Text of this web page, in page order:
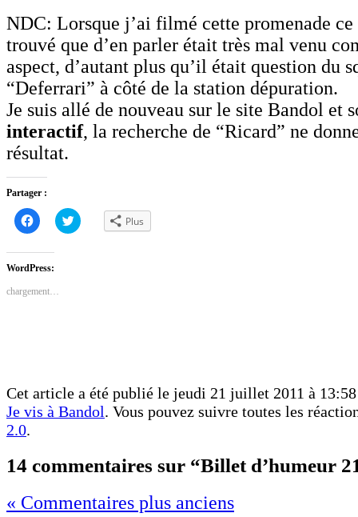
NDC: Lorsque j’ai filmé cette promenade
trouvé que d’en parler était très mal venu
aspect, d’autant plus qu’il était question du
“Deferrari” à côté de la station dépuration.
Je suis allé de nouveau sur le site Bandol et
interactif, la recherche de “Ricard” ne
résultat.
Partager :
Cliquez
pour
partager
Facebook(ouvre
dans
une
fenêtre)
Cliquez
pour Plus
WordPress:
chargement…
Cet article a été publié le jeudi 21 juillet 2011 à 13:58
Je vis à Bandol. Vous pouvez suivre toutes les
2.0.
14 commentaires sur “Billet d’humeur
« Commentaires plus anciens